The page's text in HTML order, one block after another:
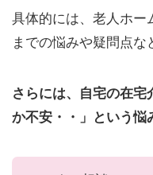
具体的には、老人ホー
までの悩みや疑問点な
さらには、自宅の在宅
か不安・・」という悩